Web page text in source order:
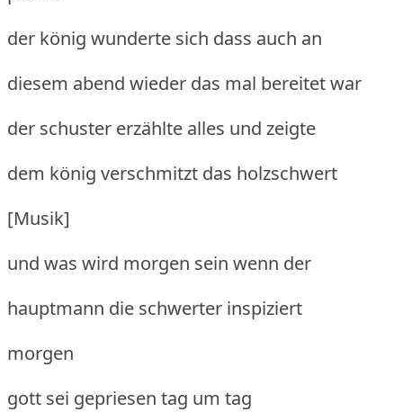
der könig wunderte sich dass auch an
diesem abend wieder das mal bereitet war
der schuster erzählte alles und zeigte
dem könig verschmitzt das holzschwert
[Musik]
und was wird morgen sein wenn der
hauptmann die schwerter inspiziert
morgen
gott sei gepriesen tag um tag